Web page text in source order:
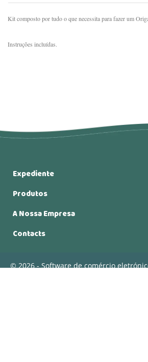
Kit composto por tudo o que necessita para fazer um
Instruções incluídas.
Expediente
Produtos
A Nossa Empresa
Contacts
© 2026 - Software de comércio